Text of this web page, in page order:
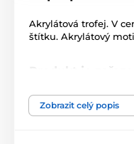
Akrylátová trofej. V
štítku. Akrylátový
Produkt je
Quiz ASTAR
Zobrazit celý popis